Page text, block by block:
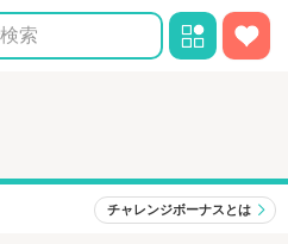
チャレンジボーナスとは